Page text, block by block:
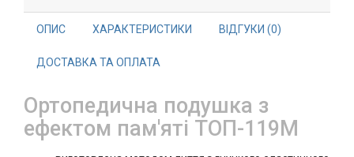
ОПИС ХАРАКТЕРИСТИКИ ВІДГУКИ (0)
ДОСТАВКА ТА ОПЛАТА
Ортопедична подушка з
ефектом пам'яті ТОП-119M